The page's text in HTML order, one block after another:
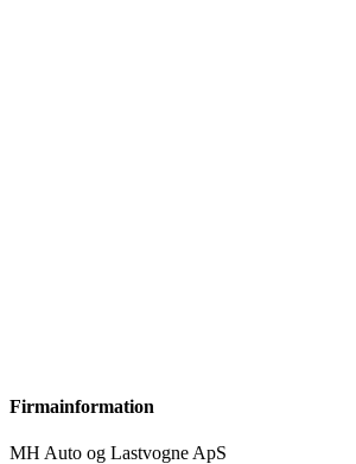
Firmainformation
MH Auto og Lastvogne ApS